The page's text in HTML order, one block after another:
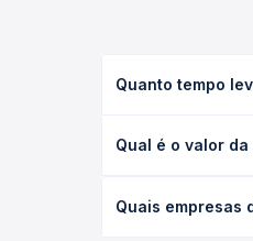
Quanto tempo
(convencional,
Qual é o valor
tipo de poltrona e
Quais empresas